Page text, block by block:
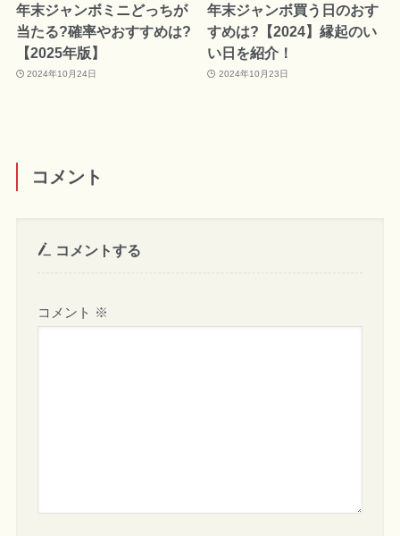
年末ジャンボミニどっちが
当たる?確率やおすすめは?
【2025年版】
2024年10月24日
年末ジャンボ買う日のおす
すめは?【2024】縁起のい
い日を紹介！
2024年10月23日
コメント
コメントする
コメント ※